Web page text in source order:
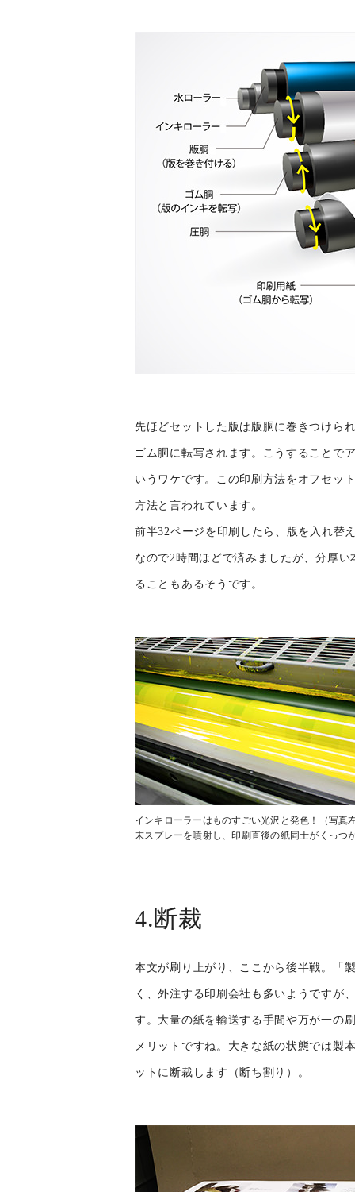
先ほどセットした版は版胴に巻きつけら
ゴム胴に転写されます。こうすることで
いうワケです。この印刷方法をオフセッ
方法と言われています。
前半32ページを印刷したら、版を入れ替
なので2時間ほどで済みましたが、分厚
ることもあるそうです。
インキローラーはものすごい光沢と発色！（写
末スプレーを噴射し、印刷直後の紙同士がくっつ
4.断裁
本文が刷り上がり、ここから後半戦。「
く、外注する印刷会社も多いようですが
す。大量の紙を輸送する手間や万が一の
メリットですね。大きな紙の状態では製
ットに断裁します（断ち割り）。